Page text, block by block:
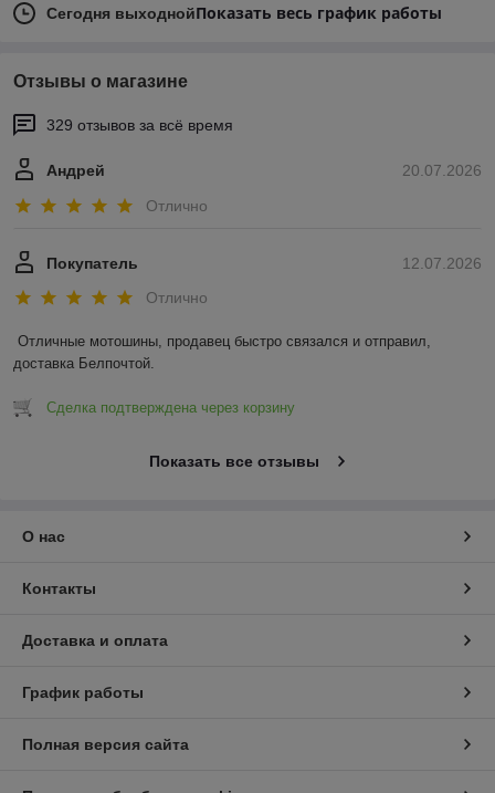
Сегодня выходнойПоказать весь график работы
Отзывы о магазине
329 отзывов за всё время
20.07.2026
Андрей
Отлично
12.07.2026
Покупатель
Отлично
Отличные мотошины, продавец быстро связался и отправил,
доставка Белпочтой.
Сделка подтверждена через корзину
Показать все отзывы
О нас
Контакты
Доставка и оплата
График работы
Полная версия сайта